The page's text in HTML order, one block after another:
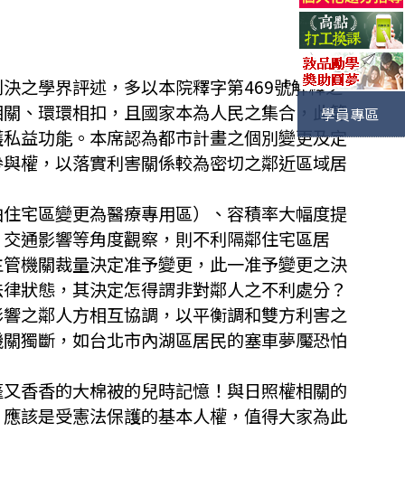
之學界評述，多以本院釋字第469號解釋之
、環環相扣，且國家本為人民之集合，此等
益功能。本席認為都市計畫之個別變更及定
權，以落實利害關係較為密切之鄰近區域居
宅區變更為醫療專用區）、容積率大幅度提
通影響等角度觀察，則不利隔鄰住宅區居
機關裁量決定准予變更，此一准予變更之決
狀態，其決定怎得謂非對鄰人之不利處分？
之鄰人方相互協調，以平衡調和雙方利害之
獨斷，如台北市內湖區居民的塞車夢魘恐怕
香香的大棉被的兒時記憶！與日照權相關的
該是受憲法保護的基本人權，值得大家為此
學員專區